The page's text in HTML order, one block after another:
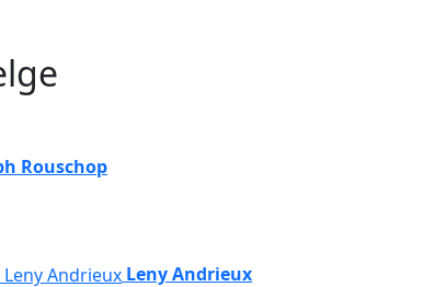
Rouschop
Leny Andrieux